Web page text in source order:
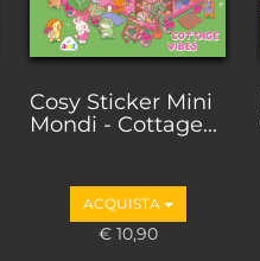
Cosy Sticker Mini
Mondi - Cottage...
ACQUISTA
€ 10,90